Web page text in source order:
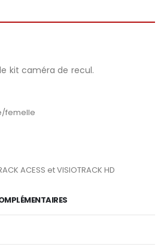
kit caméra de recul.
femelle
ACESS et VISIOTRACK HD